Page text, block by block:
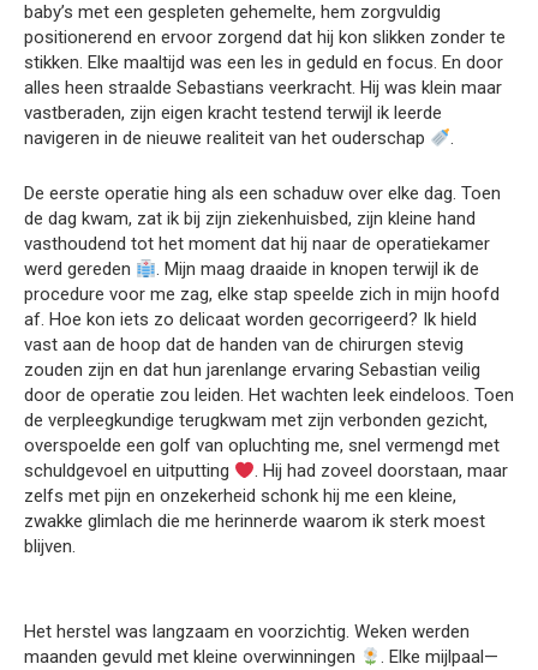
baby’s met een gespleten gehemelte, hem zorgvuldig
positionerend en ervoor zorgend dat hij kon slikken zonder te
stikken. Elke maaltijd was een les in geduld en focus. En door
alles heen straalde Sebastians veerkracht. Hij was klein maar
vastberaden, zijn eigen kracht testend terwijl ik leerde
navigeren in de nieuwe realiteit van het ouderschap
.
De eerste operatie hing als een schaduw over elke dag. Toen
de dag kwam, zat ik bij zijn ziekenhuisbed, zijn kleine hand
vasthoudend tot het moment dat hij naar de operatiekamer
werd gereden
. Mijn maag draaide in knopen terwijl ik de
procedure voor me zag, elke stap speelde zich in mijn hoofd
af. Hoe kon iets zo delicaat worden gecorrigeerd? Ik hield
vast aan de hoop dat de handen van de chirurgen stevig
zouden zijn en dat hun jarenlange ervaring Sebastian veilig
door de operatie zou leiden. Het wachten leek eindeloos. Toen
de verpleegkundige terugkwam met zijn verbonden gezicht,
overspoelde een golf van opluchting me, snel vermengd met
schuldgevoel en uitputting
. Hij had zoveel doorstaan, maar
zelfs met pijn en onzekerheid schonk hij me een kleine,
zwakke glimlach die me herinnerde waarom ik sterk moest
blijven.
Het herstel was langzaam en voorzichtig. Weken werden
maanden gevuld met kleine overwinningen
. Elke mijlpaal—